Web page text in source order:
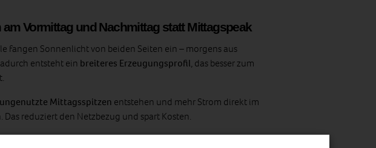
Vormittag und Nachmittag statt Mittagspeak
fangen Sonnenlicht von beiden Seiten ein – morgens aus
entsteht ein breiteres Erzeugungsprofil, das besser zum
Mittagsspitzen entstehen und mehr Strom direkt im
reduziert den Netzbezug und spart Kosten.